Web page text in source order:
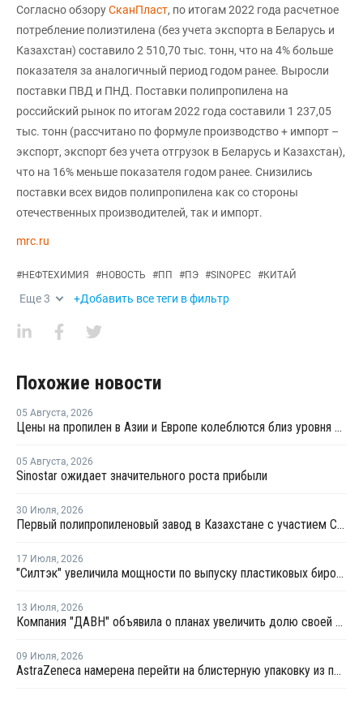
Согласно обзоруСканПласт, по итогам 2022 года расчетное
потребление полиэтилена (без учета экспорта в Беларусь и
Казахстан) составило 2 510,70 тыс. тонн, что на 4% больше
показателя за аналогичный период годом ранее. Выросли
поставки ПВД и ПНД. Поставки полипропилена на
российский рынок по итогам 2022 года составили 1 237,05
тыс. тонн (рассчитано по формуле производство + импорт –
экспорт, экспорт без учета отгрузок в Беларусь и Казахстан),
что на 16% меньше показателя годом ранее. Снизились
поставки всех видов полипропилена как со стороны
отечественных производителей, так и импорт.
mrc.ru
#НЕФТЕХИМИЯ #НОВОСТЬ #ПП #ПЭ #SINOPEC #КИТАЙ
Еще3 +Добавить все теги в фильтр
Похожие новости
05 Августа, 2026
Цены на пропилен в Азии и Европе колеблются близ уровня в USD1000
05 Августа, 2026
Sinostar ожидает значительного роста прибыли
30 Июля, 2026
Первый полипропиленовый завод в Казахстане с участием СИБУРа терпит убытки
17 Июля, 2026
"Силтэк" увеличила мощности по выпуску пластиковых бирок для животных
13 Июля, 2026
Компания "ДАВН" объявила о планах увеличить долю своей полимерной продукции в России
09 Июля, 2026
AstraZeneca намерена перейти на блистерную упаковку из полипропилена